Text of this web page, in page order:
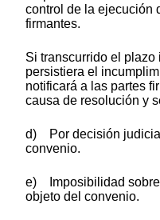
control de la ejecución
firmantes.
Si transcurrido el
persistiera el
notificará a las partes
causa de resolución y
d) Por decisión
convenio.
e) Imposibilidad
objeto del convenio.